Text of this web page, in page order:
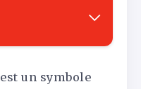
un symbole